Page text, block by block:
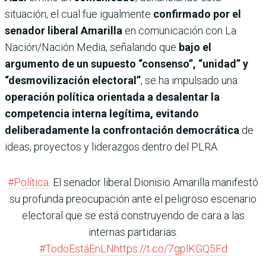
situación, el cual fue igualmente confirmado por el
senador liberal Amarilla en comunicación con La
Nación/Nación Media, señalando que bajo el
argumento de un supuesto “consenso”, “unidad” y
“desmovilización electoral”, se ha impulsado una
operación política orientada a desalentar la
competencia interna legítima, evitando
deliberadamente la confrontación democrática de
ideas, proyectos y liderazgos dentro del PLRA.
#Política . El senador liberal Dionisio Amarilla manifestó
su profunda preocupación ante el peligroso escenario
electoral que se está construyendo de cara a las
internas partidarias.
#TodoEstáEnLNhttps://t.co/7gplKGQ5Fd